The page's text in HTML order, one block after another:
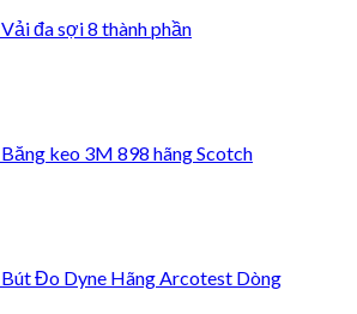
Vải đa sợi 8 thành phần
Băng keo 3M 898 hãng Scotch
Bút Đo Dyne Hãng Arcotest Dòng